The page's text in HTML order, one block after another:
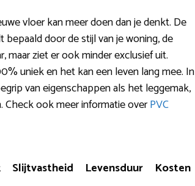
vloer kan meer doen dan je denkt. De
bepaald door de stijl van je woning, de
maar ziet er ook minder exclusief uit.
uniek en het kan een leven lang mee. In
van eigenschappen als het leggemak,
Check ook meer informatie overPVC
Slijtvastheid Levensduur Kosten